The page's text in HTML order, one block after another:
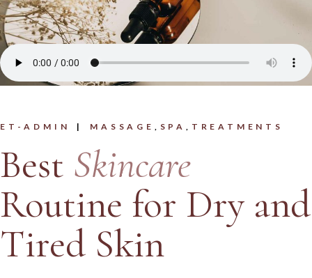
ET-ADMIN MASSAGE SPA TREATMENTS
Best Skincare
Routine for Dry and
Tired Skin